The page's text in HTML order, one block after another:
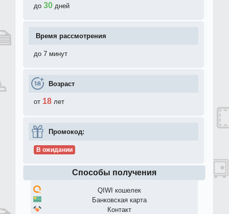
до 30 дней
Время рассмотрения
до 7 минут
Возраст
от 18 лет
Промокод:
В ожидании
Способы получения
QIWI кошелек
Банковская карта
Контакт